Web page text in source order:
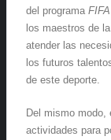
del programa
los maestros de
atender las
los futuros
de este deporte.
Del mismo
actividades para